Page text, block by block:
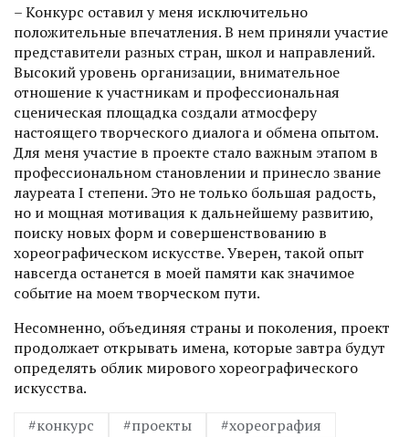
– Конкурс оставил у меня исключительно
положительные впечатления. В нем приняли участие
представители разных стран, школ и направлений.
Высокий уровень организации, внимательное
отношение к участникам и профессиональная
сценическая площадка создали атмосферу
настоящего творческого диалога и обмена опытом.
Для меня участие в проекте стало важным этапом в
профессиональном становлении и принесло звание
лауреата I степени. Это не только большая радость,
но и мощная мотивация к дальнейшему развитию,
поиску новых форм и совершенствованию в
хореографическом искусстве. Уверен, такой опыт
навсегда останется в моей памяти как значимое
событие на моем творческом пути.
Несомненно, объединяя страны и поколения, проект
продолжает открывать имена, которые завтра будут
определять облик мирового хореографического
искусства.
#конкурс
#проекты
#хореография